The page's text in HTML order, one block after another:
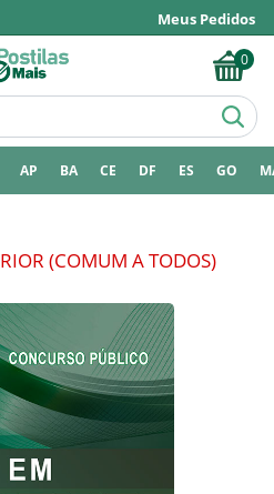
Meus Pedidos
0
AP BA CE DF ES GO
(COMUM A TODOS)